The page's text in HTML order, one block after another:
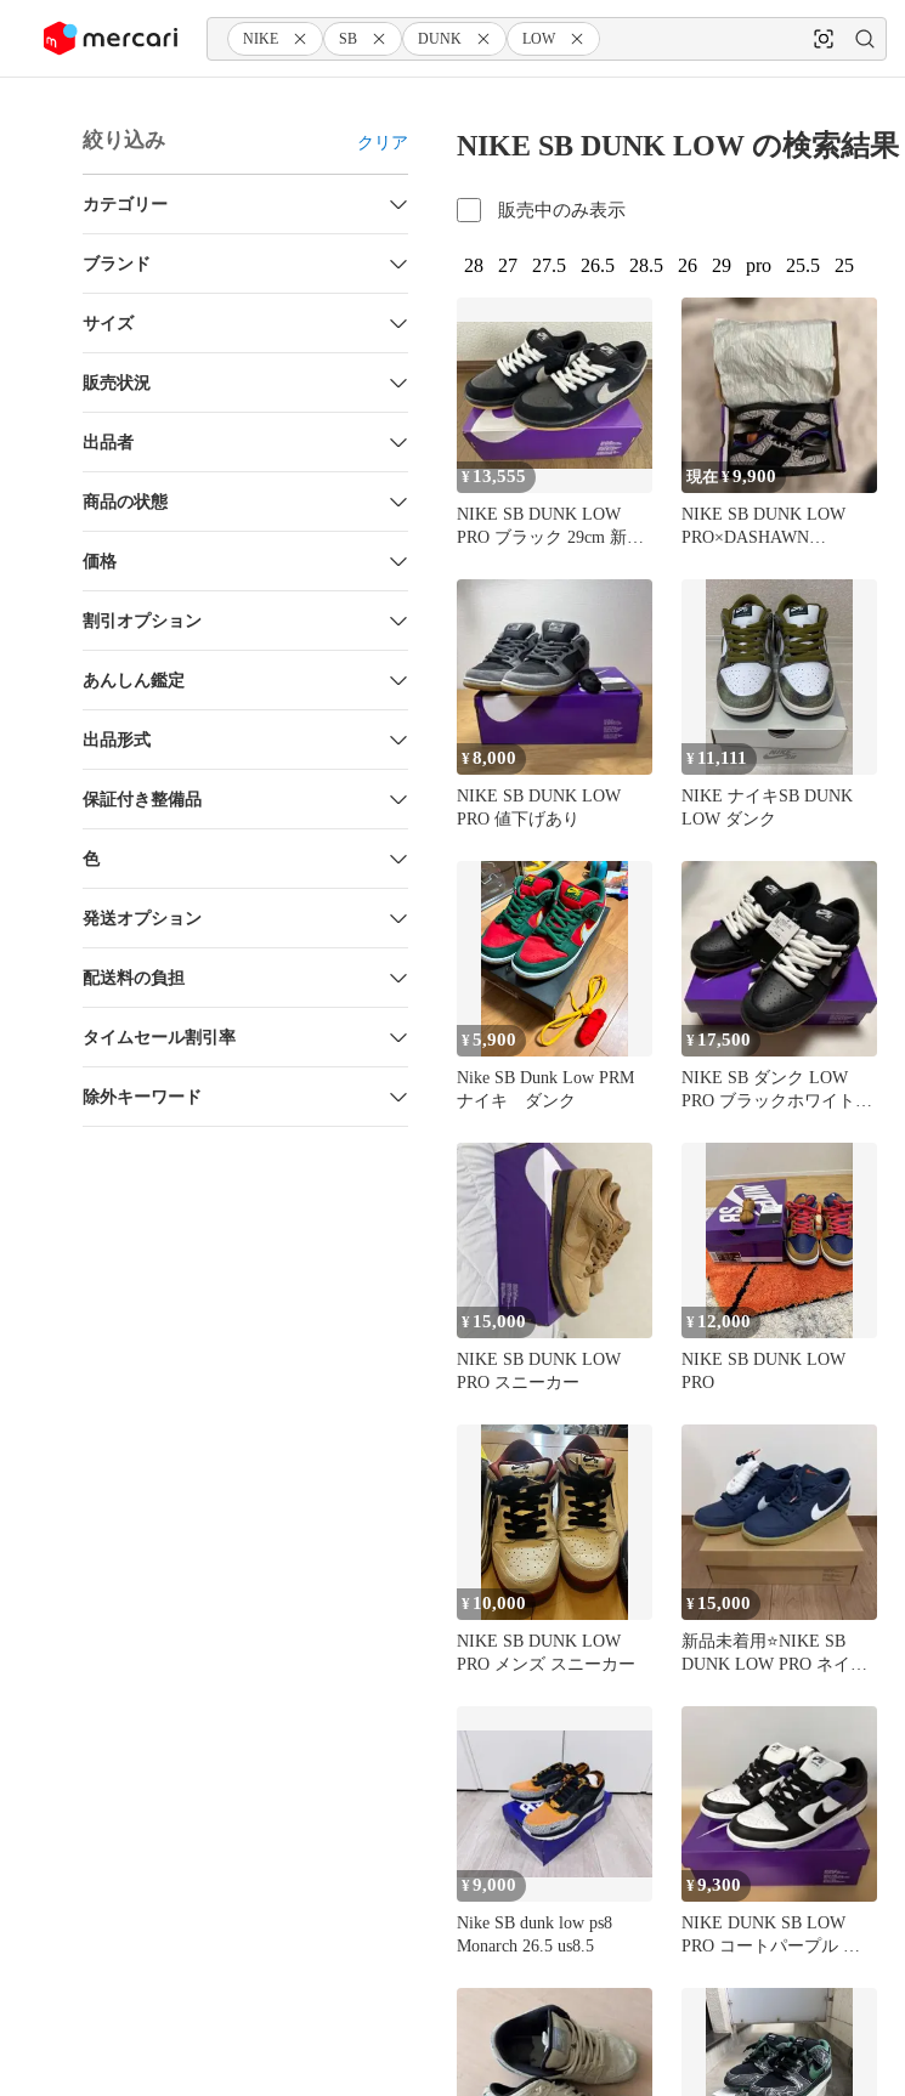
ツにスキップ NIKE SB DUNK LOW
絞り込み クリア
カテゴリー
ブランド
サイズ
販売状況
出品者
商品の状態
価格
割引オプション
あんしん鑑定
出品形式
保証付き整備品
色
発送オプション
配送料の負担
タイムセール割引率
除外キーワード
NIKE SB DUNK LOW の検索結果
販売中のみ表示
28 27 27.5 26.5 28.5 26 29 pro 25.5 25
¥ 13,555
NIKE SB DUNK LOW
PRO ブラック 29cm 新品
現在 ¥9,900
NIKE SB DUNK LOW
PRO×DASHAWN
¥8,000
NIKE SB DUNK LOW
PRO 値下げあり
¥ 11,111
NIKE ナイキSB DUNK
LOW ダンク
¥5,900
Nike SB Dunk Low PRM
ナイキ ダンク
¥17,500
NIKE SB ダンク LOW
PRO ブラックホワイト
¥ 15,000
NIKE SB DUNK LOW
PRO スニーカー
¥ 12,000
NIKE SB DUNK LOW
PRO
¥ 10,000
NIKE SB DUNK LOW
PRO メンズ スニーカー
¥ 15,000
新品未着用⭐️NIKE SB
DUNK LOW PRO ネイビ
¥9,000
Nike SB dunk low ps8
Monarch 26.5 us8.5
¥9,300
NIKE DUNK SB LOW
PRO コートパープル ダ